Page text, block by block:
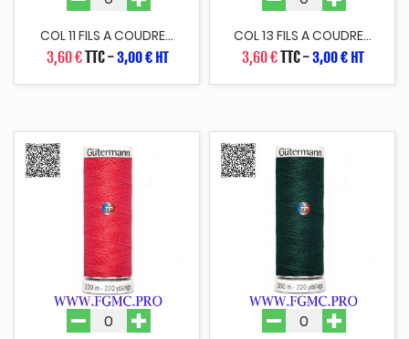
COL 11 FILS A COUDRE...
3,60 €TTC-3,00 € HT
COL 13 FILS A COUDRE...
3,60 €TTC-3,00 € HT